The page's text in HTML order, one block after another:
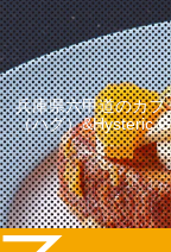
兵庫県六甲道のカ
（ハグ）&Hysteric